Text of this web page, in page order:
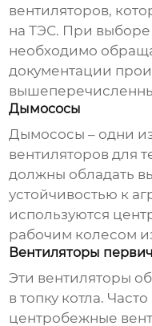
вентиляторов,
на ТЭС. При
необходимо
документации
Дымососы
Дымососы – одни
вентиляторов для
должны обладать
устойчивостью к
используются
рабочим колесом
Вентиляторы
Эти вентиляторы
в топку котла.
центробежные